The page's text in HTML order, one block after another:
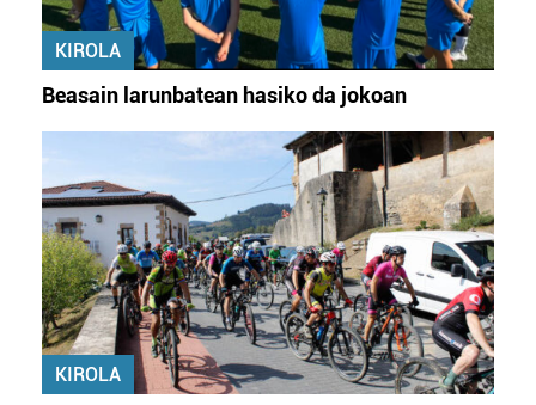
KIROLA
Beasain larunbatean hasiko da jokoan
KIROLA